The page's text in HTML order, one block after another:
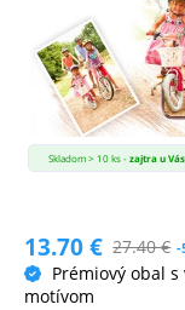
MALÉ
SPOTREBIČE
ŽIVOTNÝ
Skladom > 10 ks -zajtra u Vás
13.70€ 27.40€ -
Prémiový obal
motívom